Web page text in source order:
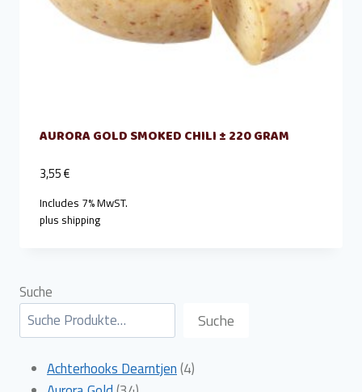
AURORA GOLD SMOKED CHILI ± 220 GRAM
3,55€
Includes 7% MwST.
plus shipping
Suche
Suche
Achterhooks Dearntjen 44